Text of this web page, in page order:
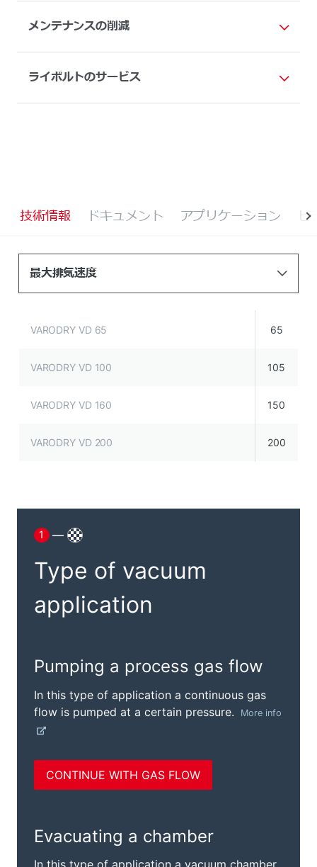
メンテナンスの削減
ライボルトのサービス
技術情報 ドキュメント アプリケーション ビ
最大排気速度
VARODRY VD 65 65
VARODRY VD 100 105
VARODRY VD 160 150
VARODRY VD 200 200